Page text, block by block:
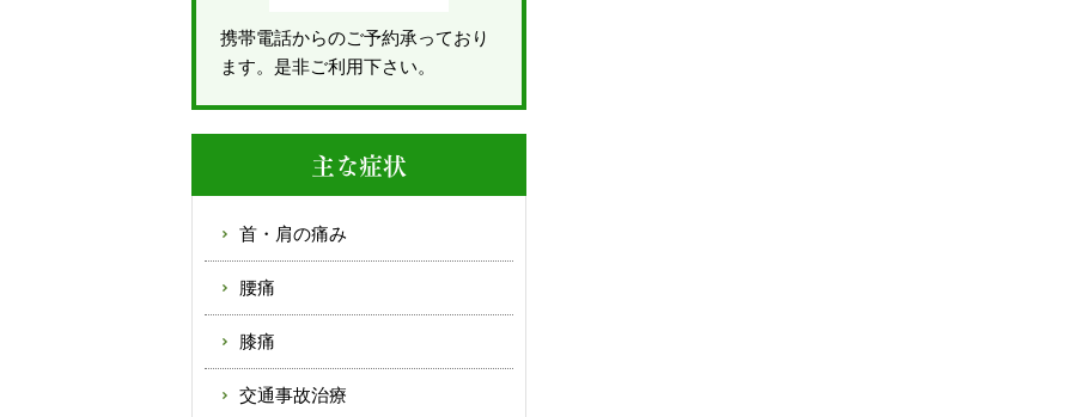
携帯電話からのご予約承っており
ます。是非ご利用下さい。
主な症状
首・肩の痛み
腰痛
膝痛
交通事故治療